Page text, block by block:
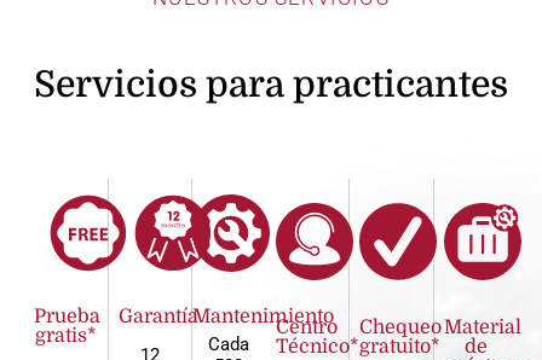
Servicios para practicantes
Prueba
gratis*
Garantía
12
Mantenimiento
Cada
Centro
Técnico*
Chequeo
gratuito*
Material
de